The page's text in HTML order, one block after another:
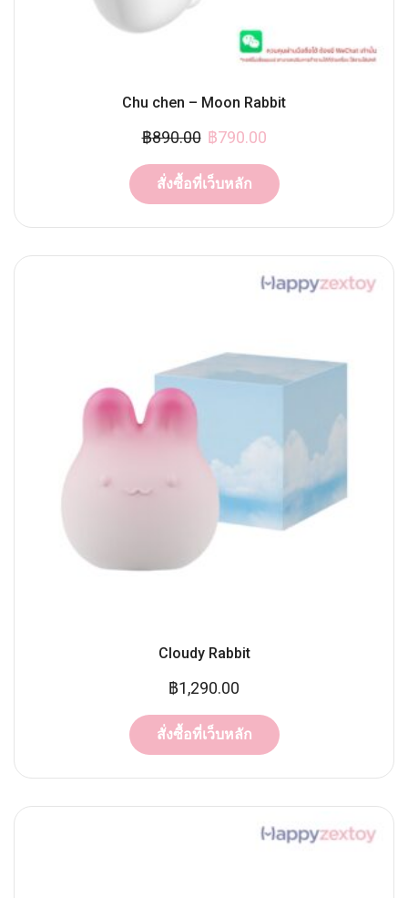
Chu chen – Moon Rabbit
฿890.00 ฿790.00
สั่งซื้อที่เว็บหลัก
Cloudy Rabbit
฿1,290.00
สั่งซื้อที่เว็บหลัก